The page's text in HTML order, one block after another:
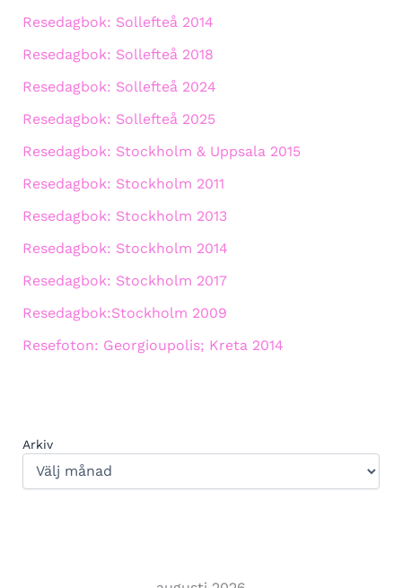
Resedagbok: Sollefteå 2014
Resedagbok: Sollefteå 2018
Resedagbok: Sollefteå 2024
Resedagbok: Sollefteå 2025
Resedagbok: Stockholm & Uppsala 2015
Resedagbok: Stockholm 2011
Resedagbok: Stockholm 2013
Resedagbok: Stockholm 2014
Resedagbok: Stockholm 2017
Resedagbok:Stockholm 2009
Resefoton: Georgioupolis; Kreta 2014
Arkiv